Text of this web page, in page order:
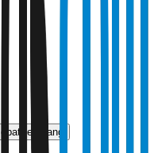
obat terlarang